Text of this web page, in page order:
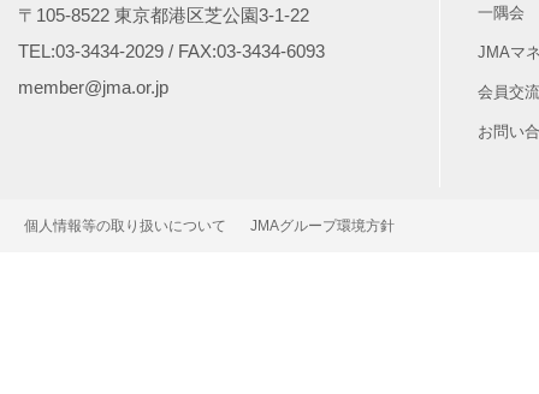
〒105-8522 東京都港区芝公園3-1-22
TEL:03-3434-2029 / FAX:03-3434-6093
member@jma.or.jp
一隅会
JMAマ
会員交
お問い
個人情報等の取り扱いについて JMAグループ環境方針